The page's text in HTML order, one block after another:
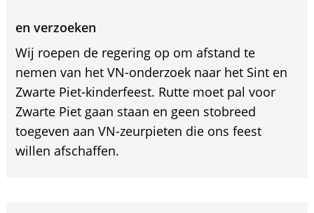
en verzoeken
Wij roepen de regering op om afstand te
nemen van het VN-onderzoek naar het Sint en
Zwarte Piet-kinderfeest. Rutte moet pal voor
Zwarte Piet gaan staan en geen stobreed
toegeven aan VN-zeurpieten die ons feest
willen afschaffen.